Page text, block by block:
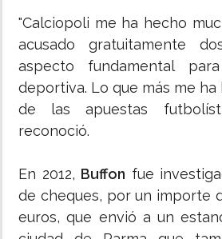
"Calciopoli me ha hecho
acusado gratuitamente
aspecto fundamental
deportiva. Lo que más me
de las apuestas
reconoció.
En 2012, Buffon fue
de cheques, por un importe
euros, que envió a un